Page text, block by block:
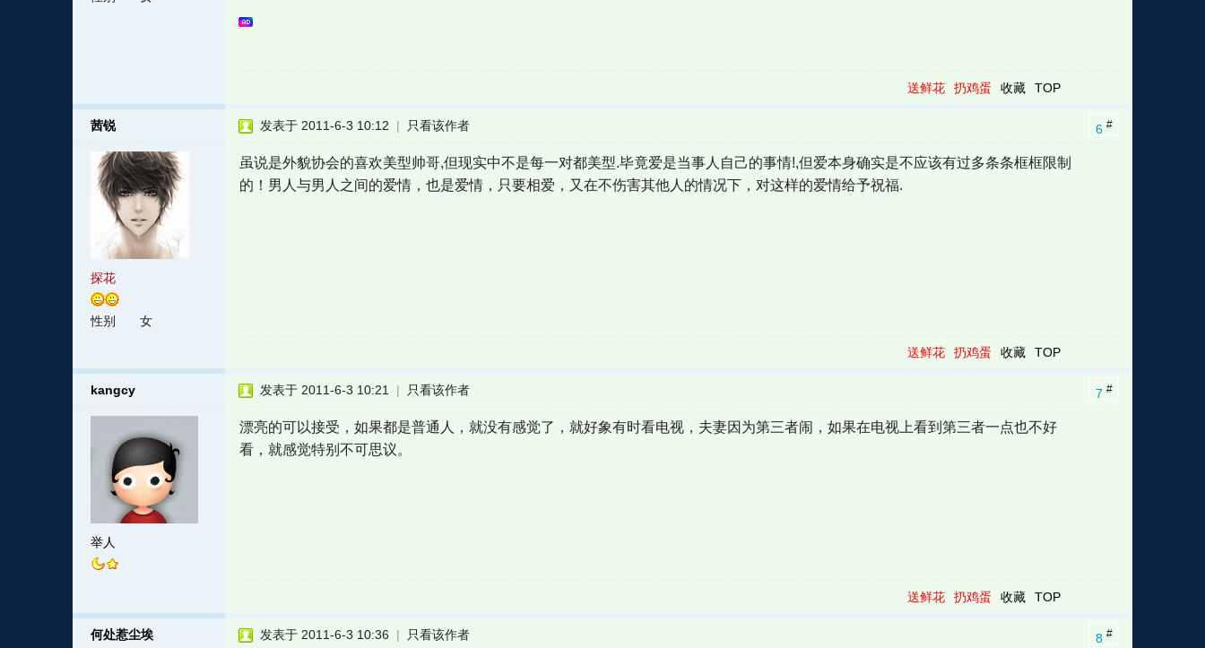
送鲜花 扔鸡蛋 收藏 TOP
茜锐
探花
性别 女
6 #
发表于 2011-6-3 10:12 | 只看该作者
虽说是外貌协会的喜欢美型帅哥,但现实中不是每一对都美型.毕竟爱是当事人自己的事情!,但爱本身确实是不应该有过多条条框框限制
的！男人与男人之间的爱情，也是爱情，只要相爱，又在不伤害其他人的情况下，对这样的爱情给予祝福.
送鲜花 扔鸡蛋 收藏 TOP
kangcy
举人
7 #
发表于 2011-6-3 10:21 | 只看该作者
漂亮的可以接受，如果都是普通人，就没有感觉了，就好象有时看电视，夫妻因为第三者闹，如果在电视上看到第三者一点也不好
看，就感觉特别不可思议。
送鲜花 扔鸡蛋 收藏 TOP
何处惹尘埃 8 #
发表于 2011-6-3 10:36 | 只看该作者